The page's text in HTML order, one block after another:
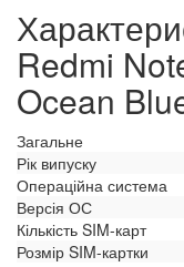
Redmi
Ocean
Загальне
Рік випуску
Операційна система
Версія ОС
Кількість SIM-карт
Розмір SIM-картки